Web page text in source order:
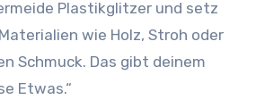
Plastikglitzer und setz
wie Holz, Stroh oder
Schmuck. Das gibt deinem
Etwas.“